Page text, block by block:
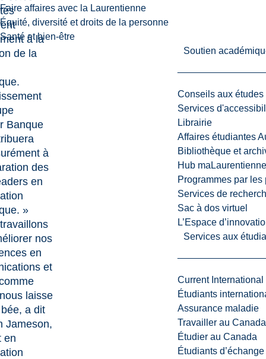
Faire affaires avec la Laurentienne
Équité, diversité et droits de la personne
Santé et bien-être
Soutien
Conseils aux études
Services
Librairie
Affaires étudiantes
Bibliothèque et
Hub maLaurentienne
Programmes par les
Services de
Sac à dos virtuel
L’Espace
Services aux
Current International
Étudiants
Assurance maladie
Travailler au Canada
Étudier au Canada
Étudiants
à la
de la
Banque
à
des
en
»
nos
en
et
laisse
a dit
Jameson,
en